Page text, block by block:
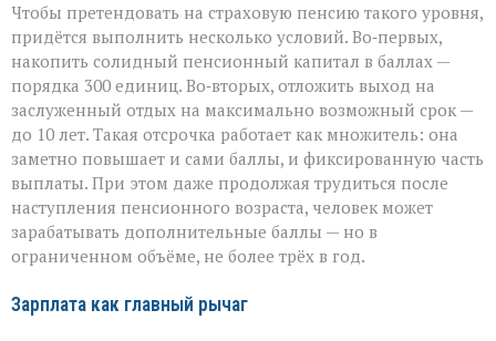
Чтобы претендовать на страховую пенсию такого уровня,
придётся выполнить несколько условий. Во‑первых,
накопить солидный пенсионный капитал в баллах —
порядка 300 единиц. Во‑вторых, отложить выход на
заслуженный отдых на максимально возможный срок —
до 10 лет. Такая отсрочка работает как множитель: она
заметно повышает и сами баллы, и фиксированную часть
выплаты. При этом даже продолжая трудиться после
наступления пенсионного возраста, человек может
зарабатывать дополнительные баллы — но в
ограниченном объёме, не более трёх в год.
Зарплата как главный рычаг